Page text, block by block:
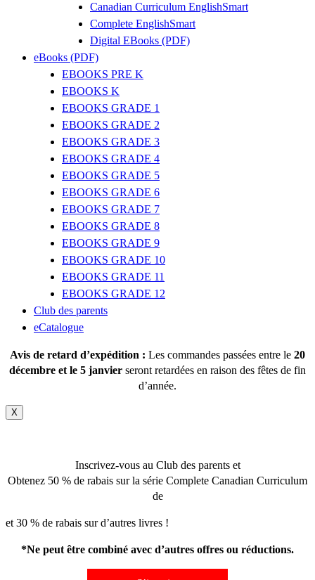
Canadian Curriculum EnglishSmart
Complete EnglishSmart
Digital EBooks (PDF)
eBooks (PDF)
EBOOKS PRE K
EBOOKS K
EBOOKS GRADE 1
EBOOKS GRADE 2
EBOOKS GRADE 3
EBOOKS GRADE 4
EBOOKS GRADE 5
EBOOKS GRADE 6
EBOOKS GRADE 7
EBOOKS GRADE 8
EBOOKS GRADE 9
EBOOKS GRADE 10
EBOOKS GRADE 11
EBOOKS GRADE 12
Club des parents
eCatalogue
Avis de retard d’expédition : Les commandes passées entre le 20
décembre et le 5 janvier seront retardées en raison des fêtes de fin
d’année.
X
Inscrivez-vous au Club des parents et
Obtenez 50 % de rabais sur la série Complete Canadian Curriculum
de
et 30 % de rabais sur d’autres livres !
*Ne peut être combiné avec d’autres offres ou réductions.